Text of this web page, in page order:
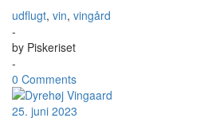
udflugt, vin, vingård
-
by Piskeriset
-
0 Comments
25. juni 2023